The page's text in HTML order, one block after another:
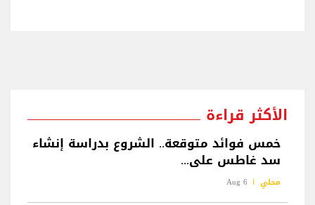
الأكثر قراءة
خمس فوائد متوقعة.. الشروع بدراسة إنشاء
سد غاطس على...
محلي 6 Aug